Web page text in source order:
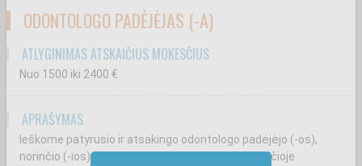
ODONTOLOGO PADĖJĖJAS (-A)
ATLYGINIMAS ATSKAIČIUS MOKESČIUS
Nuo 1500 iki 2400 €
APRAŠYMAS
Ieškome patyrusio ir atsakingo odontologo padėjėjo (-os),
norinčio (-ios) dirbti modernioje klinikoje, vertinančioje